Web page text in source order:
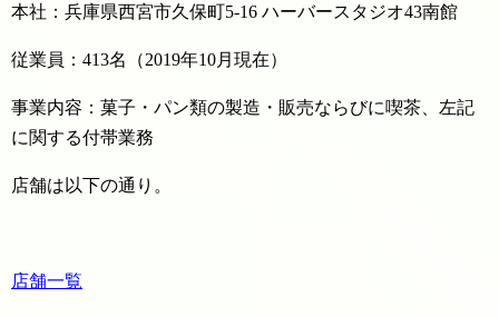
本社：兵庫県西宮市久保町5-16 ハーバースタジオ43南館
従業員：413名（2019年10月現在）
事業内容：菓子・パン類の製造・販売ならびに喫茶、左記
に関する付帯業務
店舗は以下の通り。
店舗一覧